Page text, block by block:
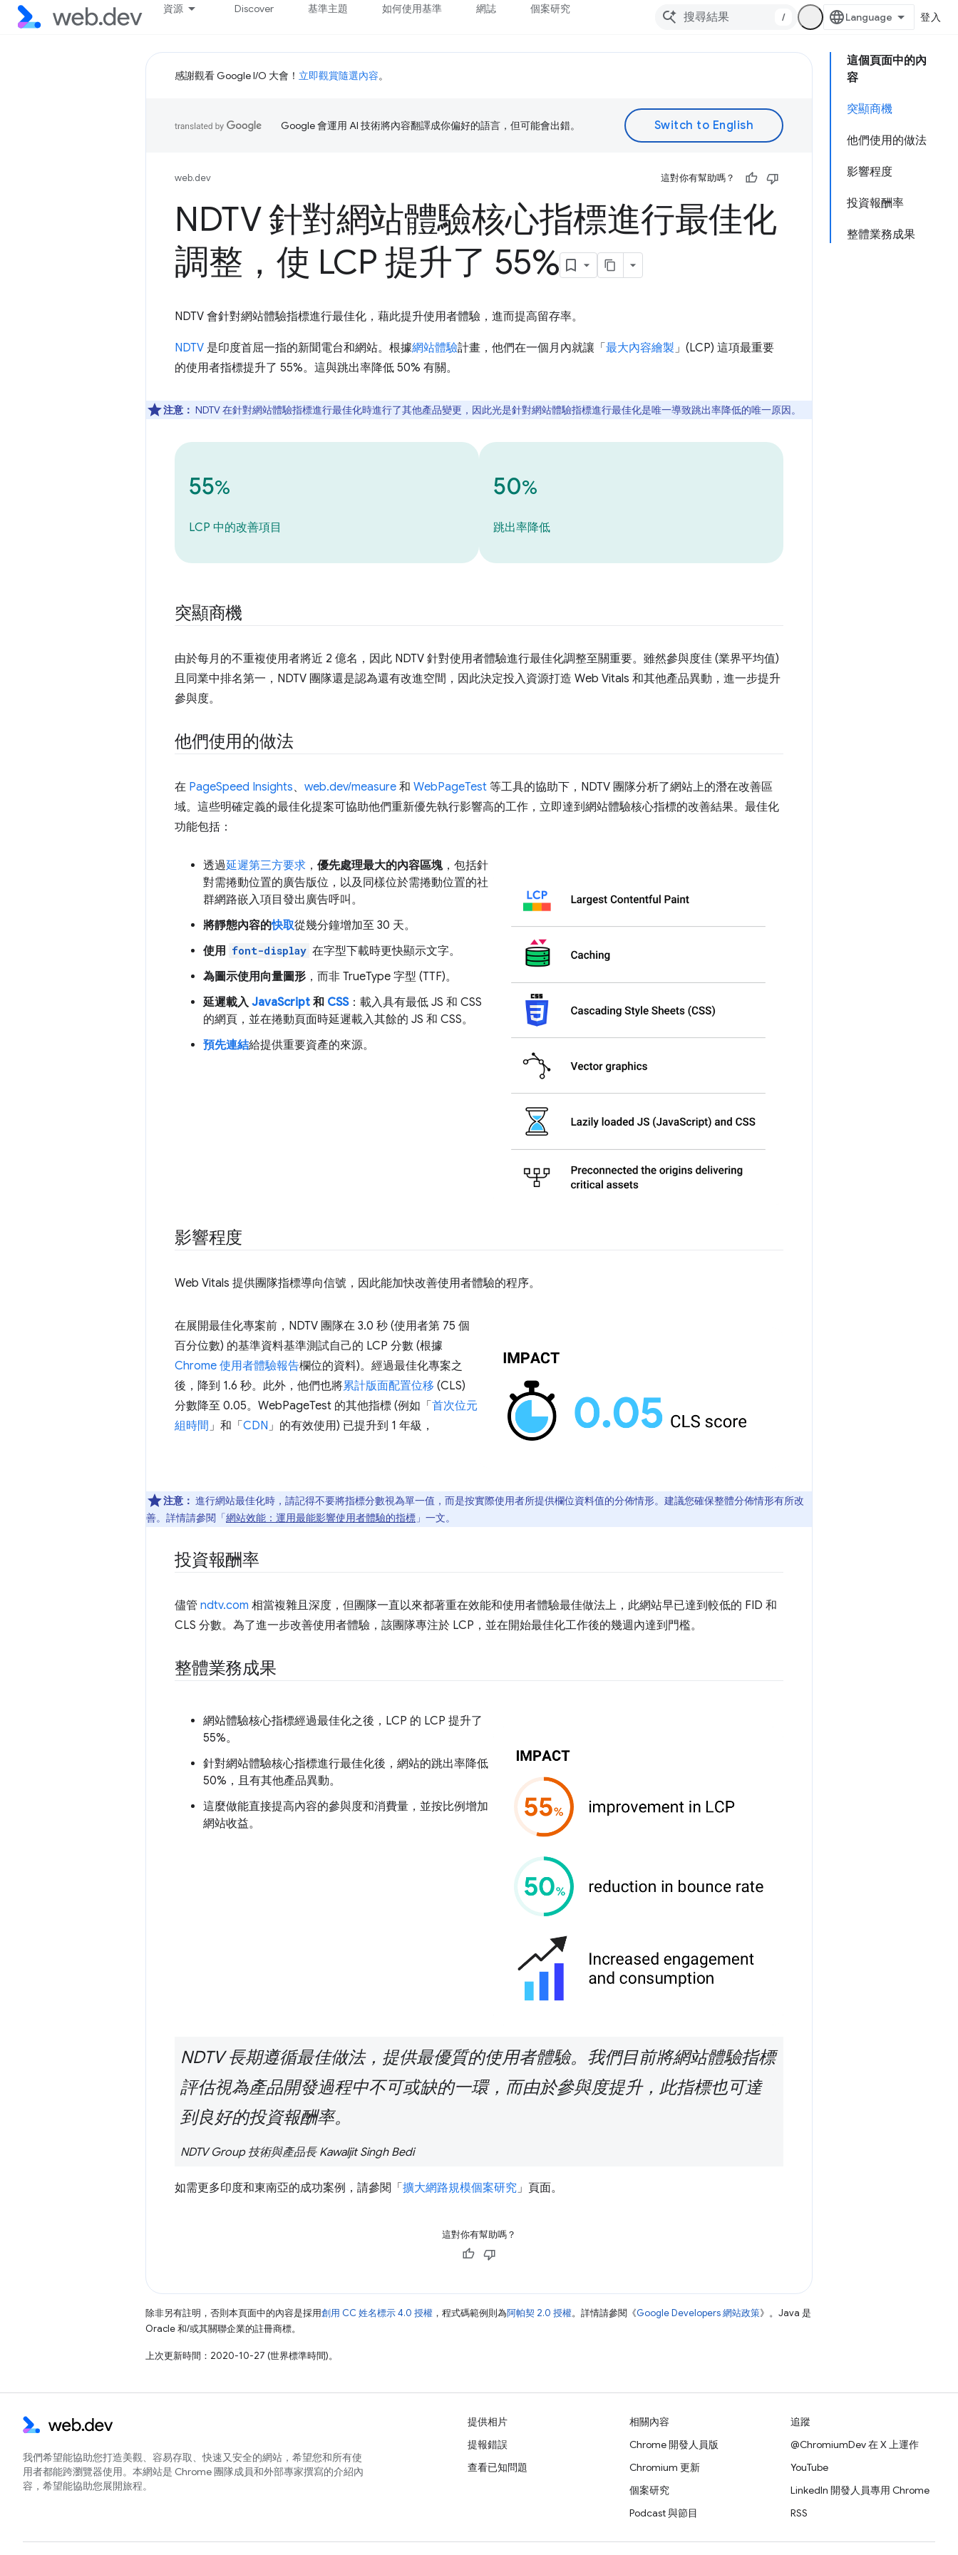
資源 Discover 基準主題 如何使用基準 網誌 個案研究
/ 登入
這個頁面中的內
容
突顯商機
他們使用的做法
影響程度
投資報酬率
整體業務成果
感謝觀看 Google I/O 大會！ 立即觀賞隨選內容。
Google 會運用 AI 技術將內容翻譯成你偏好的語言，但可能會出錯。
web.dev 這對你有幫助嗎？
NDTV 針對網站體驗核心指標進行最佳化
調整，使 LCP 提升了 55%
NDTV 會針對網站體驗指標進行最佳化，藉此提升使用者體驗，進而提高留存率。
NDTV 是印度首屈一指的新聞電台和網站。根據網站體驗計畫，他們在一個月內就讓「 最大內容繪製」(LCP) 這項最重要
的使用者指標提升了 55%。這與跳出率降低 50% 有關。
注意： NDTV 在針對網站體驗指標進行最佳化時進行了其他產品變更，因此光是針對網站體驗指標進行最佳化是唯一導致跳出率降低的唯一原因。
55%
LCP 中的改善項目
50%
跳出率降低
突顯商機
由於每月的不重複使用者將近 2 億名，因此 NDTV 針對使用者體驗進行最佳化調整至關重要。雖然參與度佳 (業界平均值)
且同業中排名第一，NDTV 團隊還是認為還有改進空間，因此決定投入資源打造 Web Vitals 和其他產品異動，進一步提升
參與度。
他們使用的做法
在 PageSpeed Insights、 web.dev/measure 和 WebPageTest 等工具的協助下，NDTV 團隊分析了網站上的潛在改善區
域。這些明確定義的最佳化提案可協助他們重新優先執行影響高的工作，立即達到網站體驗核心指標的改善結果。最佳化
功能包括：
透過延遲第三方要求 ， 優先處理最大的內容區塊，包括針
對需捲動位置的廣告版位，以及同樣位於需捲動位置的社
群網路嵌入項目發出廣告呼叫。
將靜態內容的快取從幾分鐘增加至 30 天。
使用 font-display 在字型下載時更快顯示文字。
為圖示使用向量圖形 ，而非 TrueType 字型 (TTF)。
延遲載入JavaScript 和 CSS：載入具有最低 JS 和 CSS
的網頁，並在捲動頁面時延遲載入其餘的 JS 和 CSS。
預先連結給提供重要資產的來源。
影響程度
Web Vitals 提供團隊指標導向信號，因此能加快改善使用者體驗的程序。
在展開最佳化專案前，NDTV 團隊在 3.0 秒 (使用者第 75 個
百分位數) 的基準資料基準測試自己的 LCP 分數 (根據
Chrome 使用者體驗報告欄位的資料)。經過最佳化專案之
後，降到 1.6 秒。此外，他們也將累計版面配置位移 (CLS)
分數降至 0.05。WebPageTest 的其他指標 (例如「 首次位元
組時間 」和「 CDN」的有效使用) 已提升到 1 年級，
注意： 進行網站最佳化時，請記得不要將指標分數視為單一值，而是按實際使用者所提供欄位資料值的分佈情形。建議您確保整體分佈情形有所改
善。詳情請參閱「網站效能：運用最能影響使用者體驗的指標 」一文。
投資報酬率
儘管 ndtv.com 相當複雜且深度，但團隊一直以來都著重在效能和使用者體驗最佳做法上，此網站早已達到較低的 FID 和
CLS 分數。為了進一步改善使用者體驗，該團隊專注於 LCP，並在開始最佳化工作後的幾週內達到門檻。
整體業務成果
網站體驗核心指標經過最佳化之後，LCP 的 LCP 提升了
55%。
針對網站體驗核心指標進行最佳化後，網站的跳出率降低
50%，且有其他產品異動。
這麼做能直接提高內容的參與度和消費量，並按比例增加
網站收益。
NDTV 長期遵循最佳做法，提供最優質的使用者體驗。我們目前將網站體驗指標
評估視為產品開發過程中不可或缺的一環，而由於參與度提升，此指標也可達
到良好的投資報酬率。
NDTV Group 技術與產品長 Kawaljit Singh Bedi
如需更多印度和東南亞的成功案例，請參閱「 擴大網路規模個案研究」頁面。
這對你有幫助嗎？
除非另有註明，否則本頁面中的內容是採用創用 CC 姓名標示 4.0 授權 ，程式碼範例則為阿帕契 2.0 授權。詳情請參閱《Google Developers 網站政策》。Java 是
Oracle 和/或其關聯企業的註冊商標。
上次更新時間：2020-10-27 (世界標準時間)。
我們希望能協助您打造美觀、容易存取、快速又安全的網站，希望您和所有使
用者都能跨瀏覽器使用。本網站是 Chrome 團隊成員和外部專家撰寫的介紹內
容，希望能協助您展開旅程。
提供相片
提報錯誤
查看已知問題
相關內容
Chrome 開發人員版
Chromium 更新
個案研究
Podcast 與節目
追蹤
@ChromiumDev 在 X 上運作
YouTube
LinkedIn 開發人員專用 Chrome
RSS